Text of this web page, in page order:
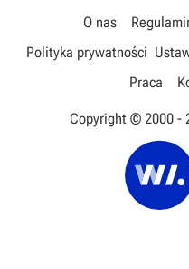
O nas
Polityka prywatności
Praca
Copyright © 2000 -